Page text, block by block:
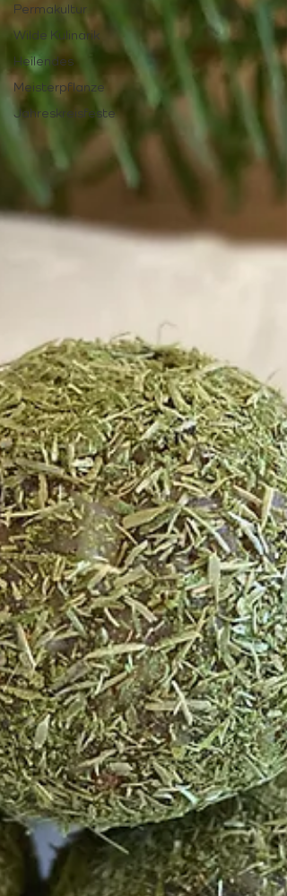
Permakultur
Wilde Kulinarik
Heilendes
Meisterpflanze
Jahreskreisfeste